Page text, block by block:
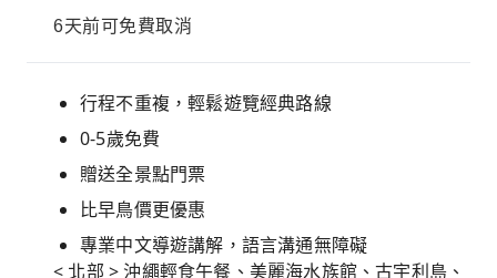
6天前可免費取消
行程不重複，輕鬆遊覽經典路線
0-5歲免費
贈送全景點門票
比早鳥價更優惠
專業中文導遊講解，語言溝通無障礙
< 北部 > 沖繩輕食午餐、美麗海水族館、古宇利島、